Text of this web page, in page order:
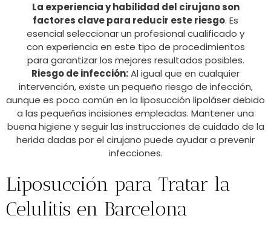
La experiencia y habilidad del cirujano son
factores clave para reducir este riesgo. Es
esencial seleccionar un profesional cualificado y
con experiencia en este tipo de procedimientos
para garantizar los mejores resultados posibles.
Riesgo de infección:Al igual que en cualquier
intervención, existe un pequeño riesgo de infección,
aunque es poco común en la liposucción lipoláser debido
a las pequeñas incisiones empleadas. Mantener una
buena higiene y seguir las instrucciones de cuidado de la
herida dadas por el cirujano puede ayudar a prevenir
infecciones.
Liposucción para Tratar la
Celulitis en Barcelona